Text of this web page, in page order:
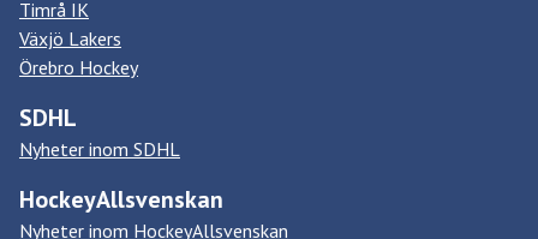
Timrå IK
Växjö Lakers
Örebro Hockey
SDHL
Nyheter inom SDHL
HockeyAllsvenskan
Nyheter inom HockeyAllsvenskan